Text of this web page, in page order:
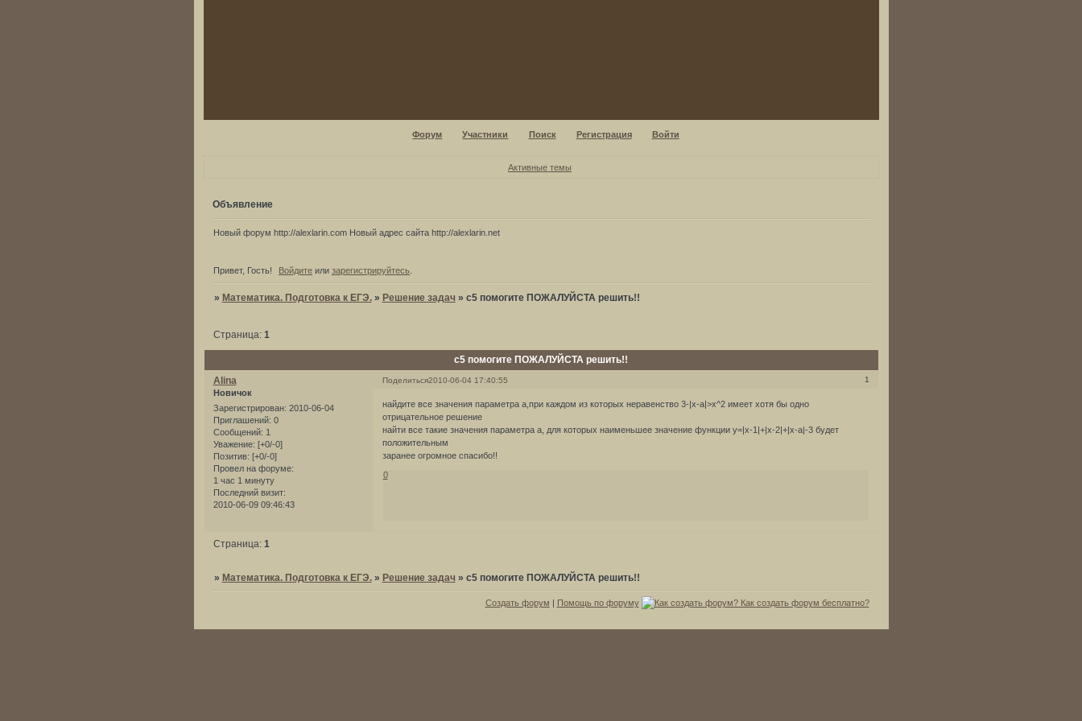
Форум Участники Поиск Регистрация Войти
Активные темы
Объявление
Новый форум http://alexlarin.com Новый адрес сайта http://alexlarin.net
Привет, Гость! Войдите или зарегистрируйтесь
» Математика. Подготовка к ЕГЭ. » Решение задач » c5 помогите ПОЖАЛУЙСТА решить!!
c5 помогите ПОЖАЛУЙСТА решить!!
Страница: 1
Поделиться 1
2010-06-04 17:40:55
Alina
Новичок
Зарегистрирован: 2010-06-04
Приглашений: 0
Сообщений: 1
Уважение: [+0/-0]
Позитив: [+0/-0]
Провел на форуме:
1 час 1 минуту
Последний визит:
2010-06-09 09:46:43
найдите все значения параметра а,при каждом из которых неравенство 3-|x-a|>x^2 имеет хотя бы одно
отрицательное решение
найти все такие значения параметра а, для которых наименьшее значение функции у=|х-1|+|х-2|+|х-а|-3 будет
положительным
заранее огромное спасибо!!
0
Страница: 1
» Математика. Подготовка к ЕГЭ. » Решение задач » c5 помогите ПОЖАЛУЙСТА решить!!
Создать форум Помощь по форуму